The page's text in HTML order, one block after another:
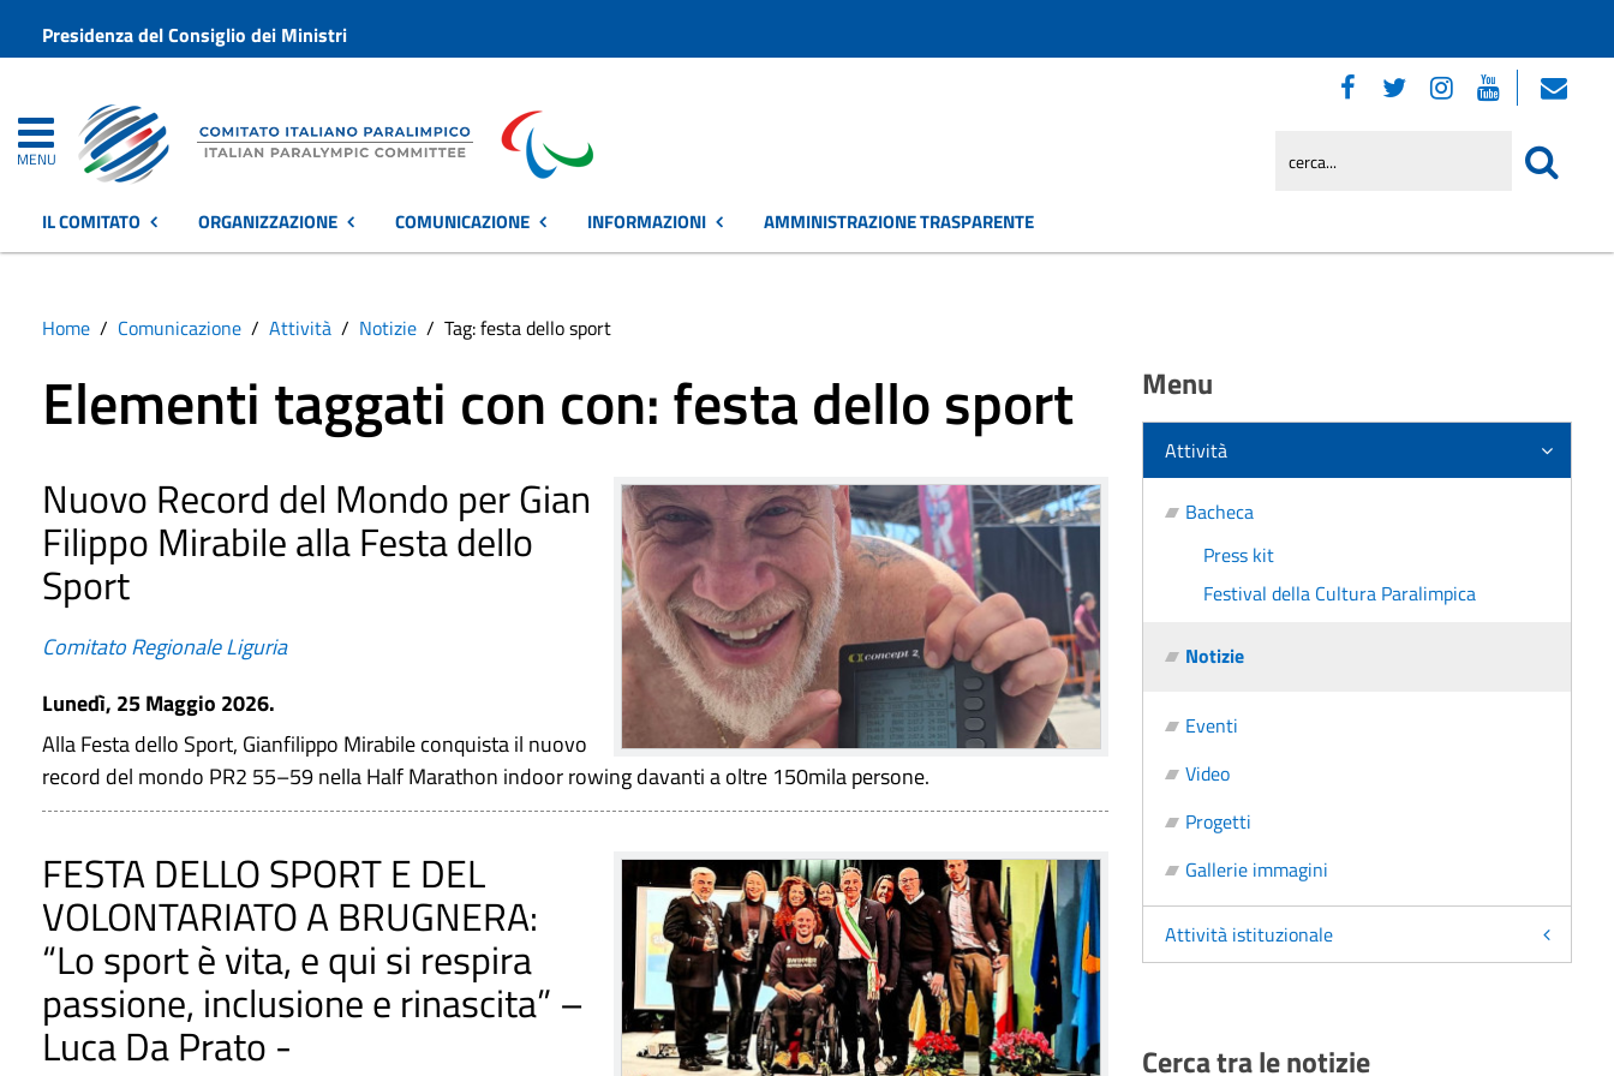
Presidenza del Consiglio dei Ministri
MENU
IL COMITATO ORGANIZZAZIONE COMUNICAZIONE INFORMAZIONI AMMINISTRAZIONE TRASPARENTE
Home Comunicazione Attività Notizie Tag: festa dello sport
Elementi taggati con con: festa dello sport
Nuovo Record del Mondo per Gian
Filippo Mirabile alla Festa dello
Sport
Comitato Regionale Liguria
Lunedì, 25 Maggio 2026.
Alla Festa dello Sport, Gianfilippo Mirabile conquista il nuovo
record del mondo PR2 55–59 nella Half Marathon indoor rowing davanti a oltre 150mila persone.
FESTA DELLO SPORT E DEL
VOLONTARIATO A BRUGNERA:
“Lo sport è vita, e qui si respira
passione, inclusione e rinascita” –
Luca Da Prato -
Menu
Attività
Bacheca
Press kit
Festival della Cultura Paralimpica
Notizie
Eventi
Video
Progetti
Gallerie immagini
Attività istituzionale
Cerca tra le notizie